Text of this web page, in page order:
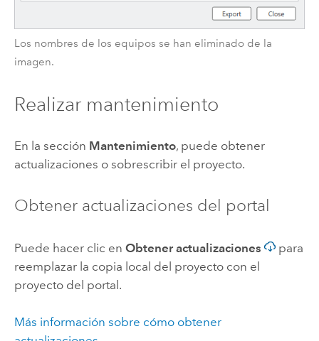
Los nombres de los equipos se han eliminado de la
imagen.
Realizar mantenimiento
En la sección Mantenimiento, puede obtener
actualizaciones o sobrescribir el proyecto.
Obtener actualizaciones del portal
Puede hacer clic en Obtener actualizaciones
para
reemplazar la copia local del proyecto con el
proyecto del portal.
Más información sobre cómo obtener